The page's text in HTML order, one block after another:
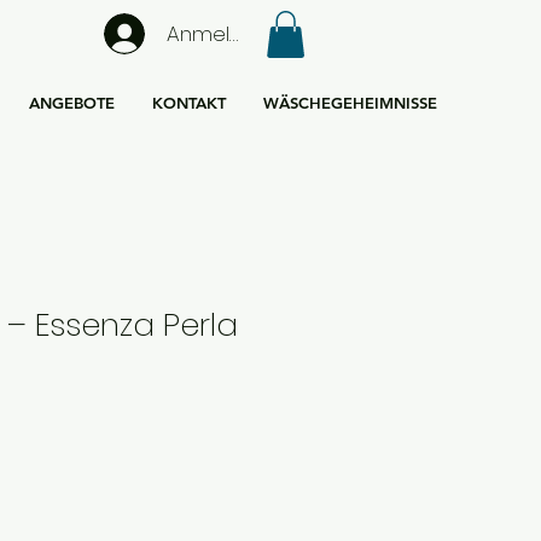
Anmelden
ANGEBOTE KONTAKT WÄSCHEGEHEIMNISSE
Essenza Perla